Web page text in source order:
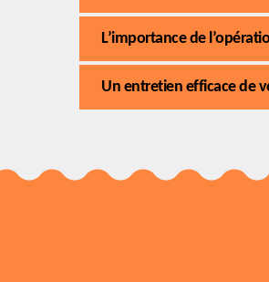
L’importance de
Un entretien efficace de